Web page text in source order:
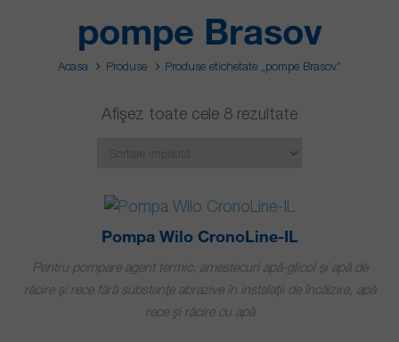
pompe Brasov
Acasa Produse Produse etichetate „pompe Brasov”
Afișez toate cele 8 rezultate
Pompa Wilo CronoLine-IL
Pentru pompare agent termic, amestecuri apă-glicol și apă de
răcire și rece fără substanțe abrazive în instalații de încălzire, apă
rece și răcire cu apă